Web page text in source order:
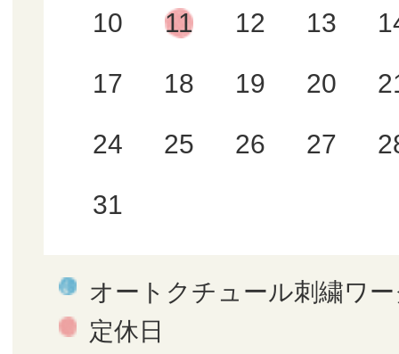
10 11 12 13
17 18 19 20
24 25 26 27
31
オートクチュール刺繍ワ
定休日